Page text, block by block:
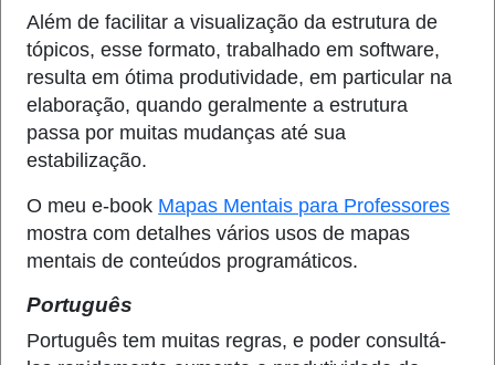
Além de facilitar a visualização da estrutura de
tópicos, esse formato, trabalhado em software,
resulta em ótima produtividade, em particular na
elaboração, quando geralmente a estrutura
passa por muitas mudanças até sua
estabilização.
O meu e-book Mapas Mentais para Professores
mostra com detalhes vários usos de mapas
mentais de conteúdos programáticos.
Português
Português tem muitas regras, e poder consultá-